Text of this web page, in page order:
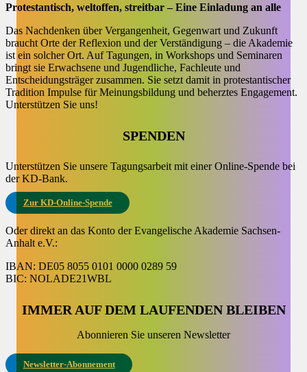
Protestantisch, weltoffen, streitbar – Eine Einladung an alle
Das Nachdenken über Vergangenheit, Gegenwart und Zukunft
braucht Orte der Reflexion und der Verständigung – die Akademie
ist ein solcher Ort. Auf Tagungen, in Workshops und Seminaren
bringt sie Erwachsene und Jugendliche, Fachleute und
Entscheidungsträger zusammen. Sie setzt damit in protestantischer
Tradition Impulse für Meinungsbildung und beherztes Engagement.
Unterstützen Sie uns!
SPENDEN
Unterstützen Sie unsere Tagungsarbeit mit einer Online-Spende bei
der KD-Bank.
Zur KD-Online-Spende
Oder direkt an das Konto der Evangelische Akademie Sachsen-
Anhalt e.V.:
IBAN: DE05 8055 0101 0000 0289 59
BIC: NOLADE21WBL
IMMER AUF DEM LAUFENDEN BLEIBEN
Abonnieren Sie unseren Newsletter
Newsletter-Abonnement